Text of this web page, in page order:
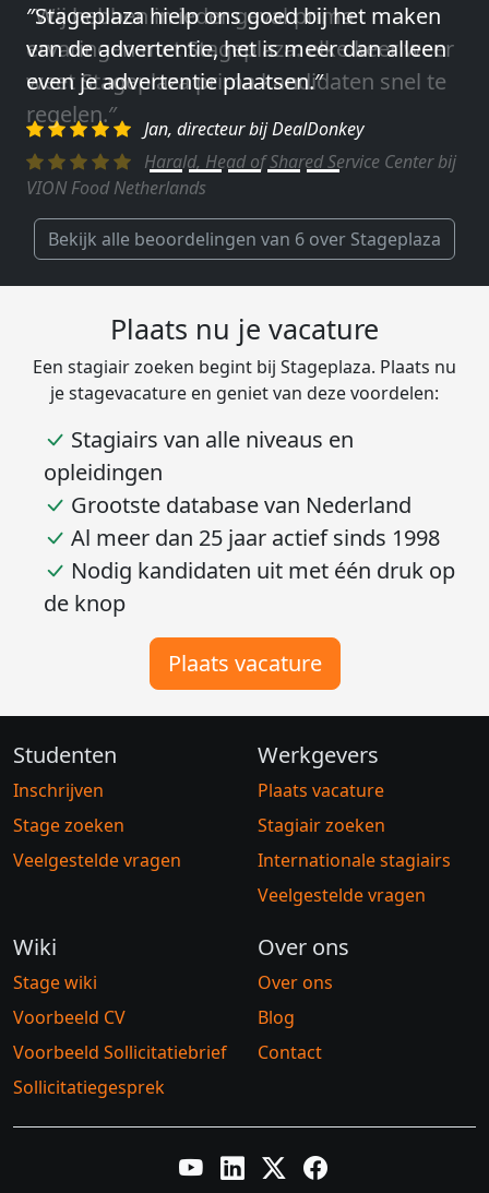
″Wij hebben in ieder geval prima
ervaringen met Stageplaza: elke keer weer
weet Stageplaza prima kandidaten snel te
regelen.″
Harald, Head of Shared Service Center bij
VION Food Netherlands
Bekijk alle beoordelingen van 6 over Stageplaza
Plaats nu je vacature
Een stagiair zoeken begint bij Stageplaza. Plaats nu
je stagevacature en geniet van deze voordelen:
Stagiairs van alle niveaus en
opleidingen
Grootste database van Nederland
Al meer dan 25 jaar actief sinds 1998
Nodig kandidaten uit met één druk op
de knop
Plaats vacature
Studenten
Inschrijven
Stage zoeken
Veelgestelde vragen
Werkgevers
Plaats vacature
Stagiair zoeken
Internationale stagiairs
Veelgestelde vragen
Wiki
Stage wiki
Voorbeeld CV
Voorbeeld Sollicitatiebrief
Sollicitatiegesprek
Over ons
Over ons
Blog
Contact
YouTubeLinkedInTwitter XFacebook